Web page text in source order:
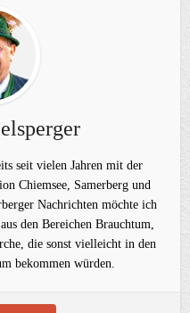
seit vielen Jahren mit der
Chiemsee, Samerberg und
Nachrichten möchte ich
den Bereichen Brauchtum,
die sonst vielleicht in den
bekommen würden.